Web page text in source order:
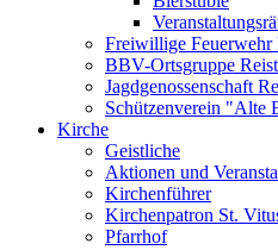
Freiwillige Feuerwehr
BBV-Ortsgruppe
Jagdgenossenschaft
Schützenverein "Alte
Kirche
Geistliche
Aktionen und
Kirchenführer
Kirchenpatron St.
Pfarrhof